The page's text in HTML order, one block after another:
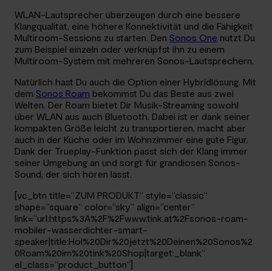
WLAN-Lautsprecher überzeugen durch eine bessere
Klangqualität, eine höhere Konnektivität und die Fähigkeit
Multiroom-Sessions zu starten. Den Sonos One nutzt Du
zum Beispiel einzeln oder verknüpfst ihn zu einem
Multiroom-System mit mehreren Sonos-Lautsprechern.
Natürlich hast Du auch die Option einer Hybridlösung. Mit
dem Sonos Roam bekommst Du das Beste aus zwei
Welten. Der Roam bietet Dir Musik-Streaming sowohl
über WLAN aus auch Bluetooth. Dabei ist er dank seiner
kompakten Größe leicht zu transportieren, macht aber
auch in der Küche oder im Wohnzimmer eine gute Figur.
Dank der Trueplay-Funktion passt sich der Klang immer
seiner Umgebung an und sorgt für grandiosen Sonos-
Sound, der sich hören lässt.
[vc_btn title=“ZUM PRODUKT“ style=“classic“
shape=“square“ color=“sky“ align=“center“
link=“url:https%3A%2F%2Fwww.tink.at%2Fsonos-roam-
mobiler-wasserdichter-smart-
speaker|title:Hol%20Dir%20jetzt%20Deinen%20Sonos%2
0Roam%20im%20tink%20Shop|target:_blank“
el_class=“product_button“]